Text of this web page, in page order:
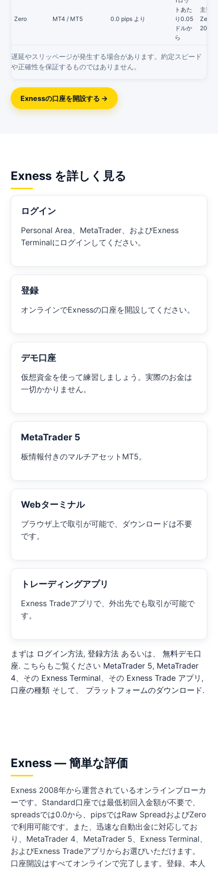
Zero MT4 / MT5 0.0 pips より
トあた
り0.05
ドルか
ら
主要
Zero
200ド
遅延やスリッページが発生する場合があります。約定スピード
や正確性を保証するものではありません。
Exnessの口座を開設する →
Exness を詳しく見る
ログイン
Personal Area、MetaTrader、およびExness
Terminalにログインしてください。
登録
オンラインでExnessの口座を開設してください。
デモ口座
仮想資金を使って練習しましょう。実際のお金は
一切かかりません。
MetaTrader 5
板情報付きのマルチアセットMT5。
Webターミナル
ブラウザ上で取引が可能で、ダウンロードは不要
です。
トレーディングアプリ
Exness Tradeアプリで、外出先でも取引が可能で
す。
まずは ログイン方法, 登録方法 あるいは、 無料デモ口
座. こちらもご覧ください MetaTrader 5, MetaTrader
4、その Exness Terminal、その Exness Trade アプリ ,
口座の種類 そして、 プラットフォームのダウンロード.
Exness — 簡単な評価
Exness 2008年から運営されているオンラインブローカ
ーです。Standard口座では最低初回入金額が不要で、
spreadsでは0.0から、pipsではRaw SpreadおよびZero
で利用可能です。また、迅速な自動出金に対応してお
り、MetaTrader 4、MetaTrader 5、Exness Terminal、
およびExness Tradeアプリからお選びいただけます。
口座開設はすべてオンラインで完了します。登録、本人